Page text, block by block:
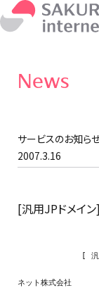
News
サービスのお知ら
2007.3.16
[汎用JPドメイ
ネット株式会社